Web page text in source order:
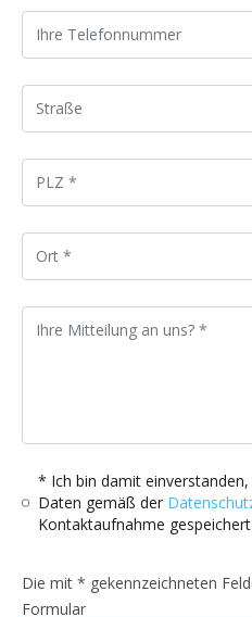
* Ich bin damit
Daten gemäß der
Kontaktaufnahme
Die mit * gekennzeichneten
Formular